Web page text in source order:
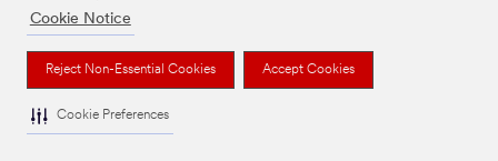
Cookie Notice
Reject Non-Essential Cookies Accept Cookies
Cookie Preferences